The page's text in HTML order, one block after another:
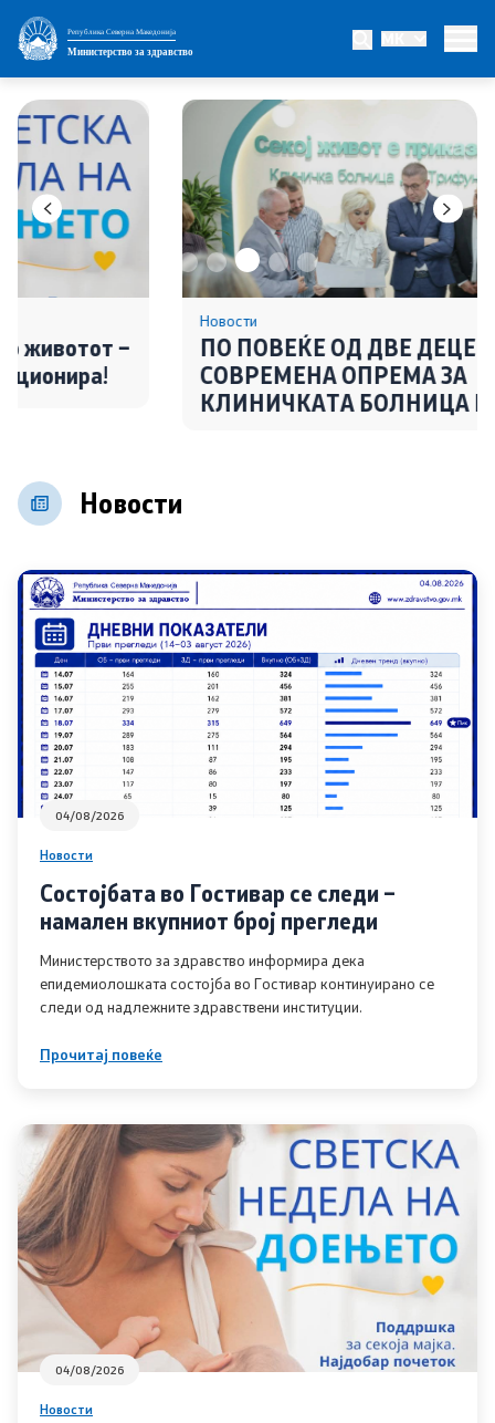
Република Северна Македонија
Министерство за здравство
MK
Министерство
Министер
Државен секретар
Интегритет
Огласи
Превенција
Органи во состав
Организација и систематизација
Органограм
Кодекс за административни службеници
SEEHN
Установи
Листа на установи
Установи од секундарна и терцијална ЗЗ
Овластувања за здравствени установи
Обнова на дозвола за работа
Завршни сметки
Регулатива
Закони
ПО ПОВЕЌЕ ОД ДВЕ ДЕЦЕНИИ – НОВА
СОВРЕМЕНА ОПРЕМА ЗА
КЛИНИЧКАТА БОЛНИЦА БИТОЛА
Новости
04/08/2026
Новости
Состојбата во Гостивар се следи –
намален вкупниот број прегледи
Министерството за здравство информира дека
епидемиолошката состојба во Гостивар континуирано се
следи од надлежните здравствени институции.
Прочитај повеќе
04/08/2026
Новости